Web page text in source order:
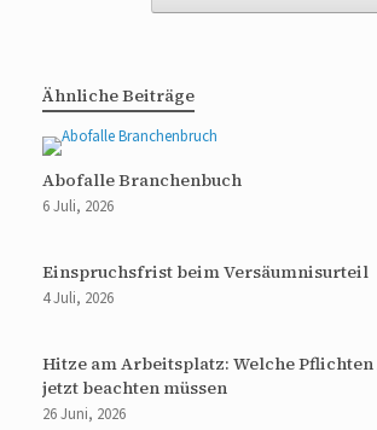
Ähnliche Beiträge
Abofalle Branchenbuch
6 Juli, 2026
Einspruchsfrist beim Versäumnisurteil
4 Juli, 2026
Hitze am Arbeitsplatz: Welche
jetzt beachten müssen
26 Juni, 2026